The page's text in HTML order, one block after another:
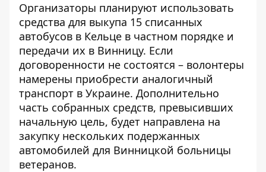
Организаторы планируют использовать
средства для выкупа 15 списанных
автобусов в Кельце в частном порядке и
передачи их в Винницу. Если
договоренности не состоятся – волонтеры
намерены приобрести аналогичный
транспорт в Украине. Дополнительно
часть собранных средств, превысивших
начальную цель, будет направлена ​​на
закупку нескольких подержанных
автомобилей для Винницкой больницы
ветеранов.